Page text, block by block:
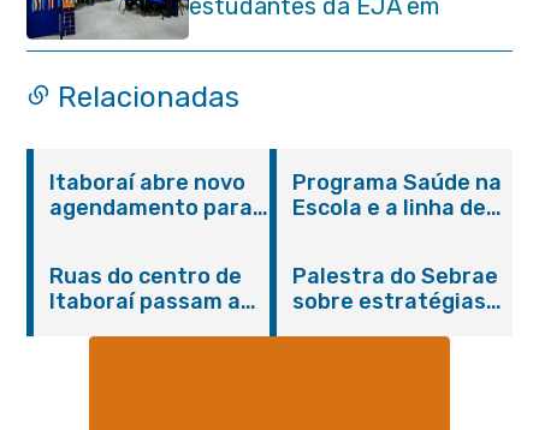
Itaboraí
Relacionadas
Itaboraí abre novo
agendamento para
Programa Saúde na
Escola e a linha de
promovem
conscientização
sobre hanseníase
Ruas do centro de
Itaboraí passam a
Palestra do Sebrae
sobre estratégias